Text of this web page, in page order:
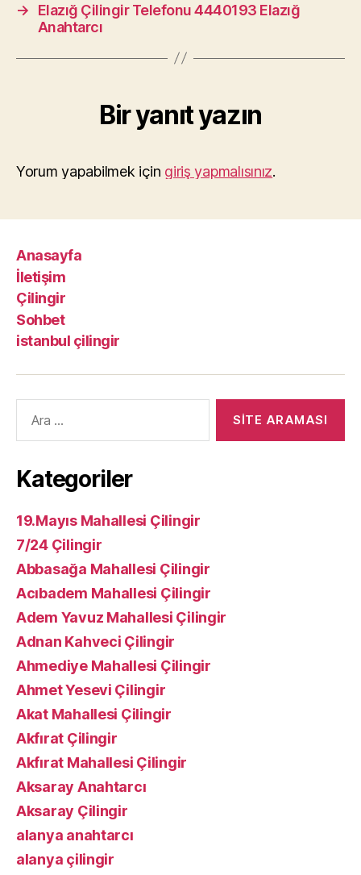
→
Elazığ Çilingir Telefonu 4440193 Elazığ
Anahtarcı
Bir yanıt yazın
Yorum yapabilmek için giriş yapmalısınız.
Anasayfa
İletişim
Çilingir
Sohbet
istanbul çilingir
yap:
Kategoriler
19.Mayıs Mahallesi Çilingir
7/24 Çilingir
Abbasağa Mahallesi Çilingir
Acıbadem Mahallesi Çilingir
Adem Yavuz Mahallesi Çilingir
Adnan Kahveci Çilingir
Ahmediye Mahallesi Çilingir
Ahmet Yesevi Çilingir
Akat Mahallesi Çilingir
Akfırat Çilingir
Akfırat Mahallesi Çilingir
Aksaray Anahtarcı
Aksaray Çilingir
alanya anahtarcı
alanya çilingir